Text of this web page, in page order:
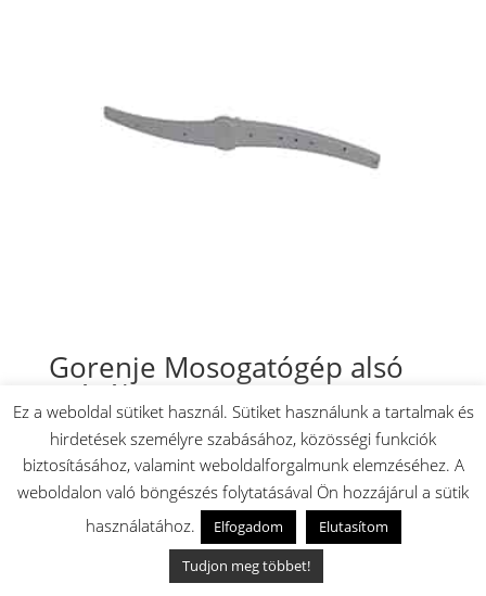
Gorenje Mosogatógép alsó
szórókar
9900Ft
Készleten: 1 db
🚚 Akár másnapi szállítás
Ez a weboldal sütiket használ. Sütiket használunk a tartalmak és
hirdetések személyre szabásához, közösségi funkciók
biztosításához, valamint weboldalforgalmunk elemzéséhez. A
weboldalon való böngészés folytatásával Ön hozzájárul a sütik
használatához.
Elfogadom
Elutasítom
Tudjon meg többet!